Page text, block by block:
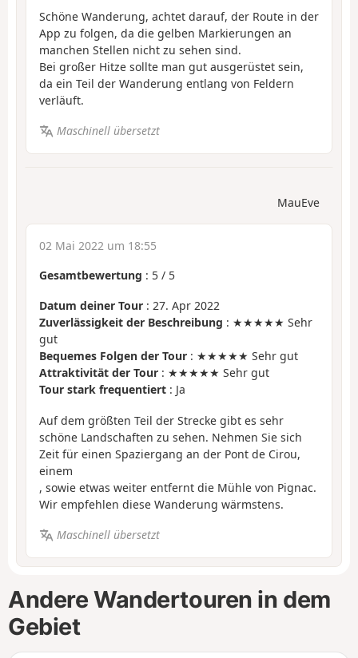
Schöne Wanderung, achtet darauf, der Route in der
App zu folgen, da die gelben Markierungen an
manchen Stellen nicht zu sehen sind.
Bei großer Hitze sollte man gut ausgerüstet sein,
da ein Teil der Wanderung entlang von Feldern
verläuft.
Maschinell übersetzt
MauEve
02 Mai 2022 um 18:55
Gesamtbewertung : 5 / 5
Datum deiner Tour : 27. Apr 2022
Zuverlässigkeit der Beschreibung : ★★★★★ Sehr
gut
Bequemes Folgen der Tour : ★★★★★ Sehr gut
Attraktivität der Tour : ★★★★★ Sehr gut
Tour stark frequentiert : Ja
Auf dem größten Teil der Strecke gibt es sehr
schöne Landschaften zu sehen. Nehmen Sie sich
Zeit für einen Spaziergang an der Pont de Cirou,
einem
, sowie etwas weiter entfernt die Mühle von Pignac.
Wir empfehlen diese Wanderung wärmstens.
Maschinell übersetzt
Andere Wandertouren in dem
Gebiet